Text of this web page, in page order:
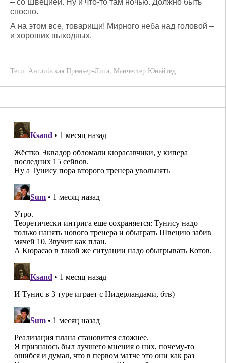
– со Швецией. Ну и что-то там ночью. Должно быть
сносно.
А на этом все, товарищи! Мирного неба над головой –
и хороших выходных.
Теги: Английская Премьер-Лига, Манчестер Юнайтед